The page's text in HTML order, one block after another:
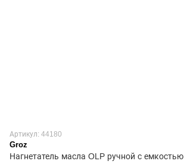
Артикул: 44180
Groz
Нагнетатель масла OLP ручной с емкостью